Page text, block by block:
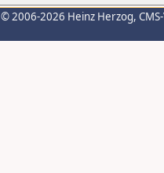
© 2006-2026 Heinz Herzog,